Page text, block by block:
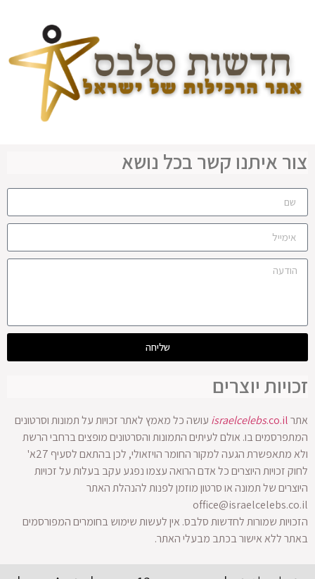
צור איתנו קשר בכל נושא
שליחה
זכויות יוצרים
אתר israelcelebs.co.il
עושה כל מאמץ לאתר זכויות על תמונות וסרטונים
המתפרסמים בו. אולם לעיתים התמונות והסרטונים מופצים ברחבי הרשת
ולא מתאפשרת הגעה למקור החומר הויזאולי, לכן בהתאם לסעיף 27א'
לחוק זכויות היוצרים כל אדם הרואה עצמו נפגע עקב בעלות על זכויות
היוצרים של תמונה או סרטון מוזמן לפנות להנהלת האתר
office@israelcelebs.co.il
הזכויות שמורות לחדשות סלבס. אין לעשות שימוש בחומרים המפורסמים
באתר ללא אישור בכתב מבעלי האתר.